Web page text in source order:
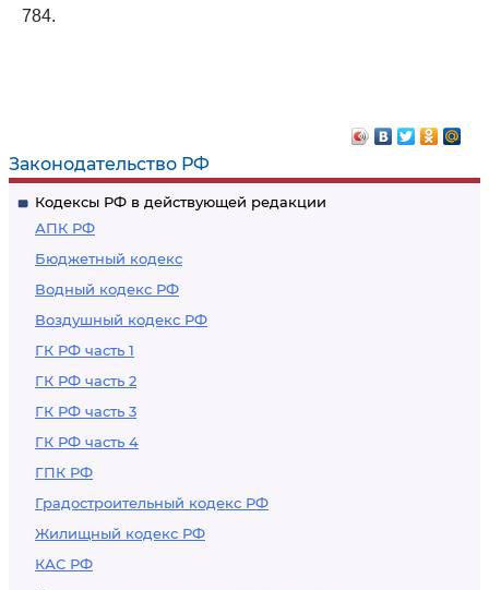
Законодательство РФ
Кодексы РФ в действующей редакции
АПК РФ
Бюджетный кодекс
Водный кодекс РФ
Воздушный кодекс РФ
ГК РФ часть 1
ГК РФ часть 2
ГК РФ часть 3
ГК РФ часть 4
ГПК РФ
Градостроительный кодекс РФ
Жилищный кодекс РФ
КАС РФ
784.